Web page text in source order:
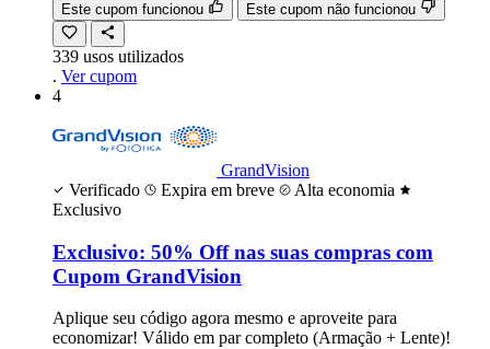
Este cupom funcionou Este cupom não funcionou
339 usos utilizados
. Ver cupom
4
GrandVision
Verificado
Expira em breve
Alta economia
Exclusivo
Exclusivo: 50% Off nas suas compras com
Cupom GrandVision
Aplique seu código agora mesmo e aproveite para
economizar! Válido em par completo (Armação + Lente)!